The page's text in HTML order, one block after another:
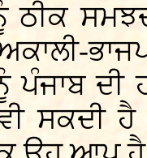
ਠੀਕ
ਪੰਜਾਬ
ਸਕਦੀ